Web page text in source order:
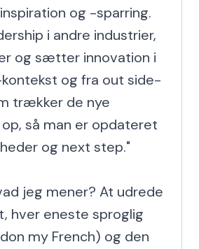
og -sparring.
i andre industrier,
og sætter innovation i
og fra out side-
trækker de nye
så man er opdateret
og next step."
jeg mener? At udrede
hver eneste sproglig
my French) og den